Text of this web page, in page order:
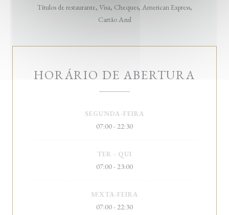
Títulos de restaurante, Visa, Cheques, American Express,
Cartão Azul
HORÁRIO DE ABERTURA
SEGUNDA-FEIRA
07:00 - 22:30
TER - QUI
07:00 - 23:00
SEXTA-FEIRA
07:00 - 22:30